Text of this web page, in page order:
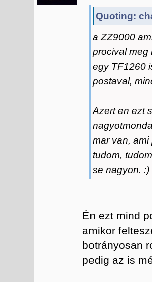
Quoting:
a ZZ9000
procival meg
egy TF1260
postaval,
Azert en ezt
mar van,
tudom,
se nagyon. :)
Én ezt mind
amikor
botrányosan
pedig az is